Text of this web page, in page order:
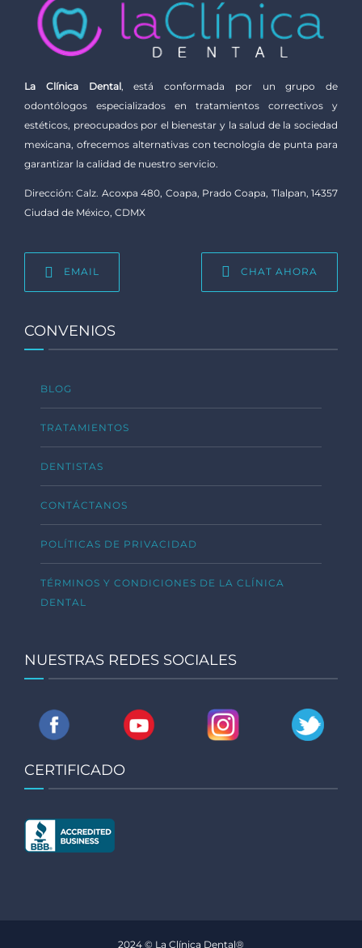
La Clínica Dental, está conformada por un grupo de
odontólogos especializados en tratamientos correctivos y
estéticos, preocupados por el bienestar y la salud de la sociedad
mexicana, ofrecemos alternativas con tecnología de punta para
garantizar la calidad de nuestro servicio.
Dirección: Calz. Acoxpa 480, Coapa, Prado Coapa, Tlalpan, 14357
Ciudad de México, CDMX
EMAIL CHAT AHORA
CONVENIOS
BLOG
TRATAMIENTOS
DENTISTAS
CONTÁCTANOS
POLÍTICAS DE PRIVACIDAD
TÉRMINOS Y CONDICIONES DE LA CLÍNICA
DENTAL
NUESTRAS REDES SOCIALES
CERTIFICADO
2024 © La Clínica Dental®